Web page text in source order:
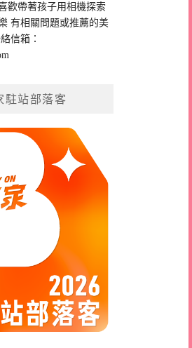
歡帶著孩子用相機探索
有相關問題或推薦的美
信箱：
駐站部落客